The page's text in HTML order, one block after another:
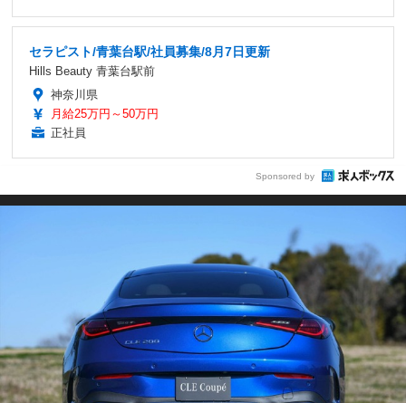
セラピスト/青葉台駅/社員募集/8月7日更新
Hills Beauty 青葉台駅前
神奈川県
月給25万円～50万円
正社員
Sponsored by